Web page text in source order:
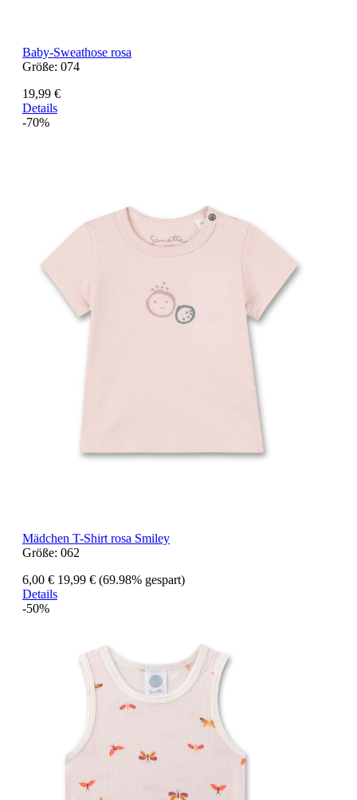
Baby-Sweathose rosa
Größe: 074
19,99 €
Details
-70%
Mädchen T-Shirt rosa Smiley
Größe: 062
6,00 € 19,99 € (69.98% gespart)
Details
-50%